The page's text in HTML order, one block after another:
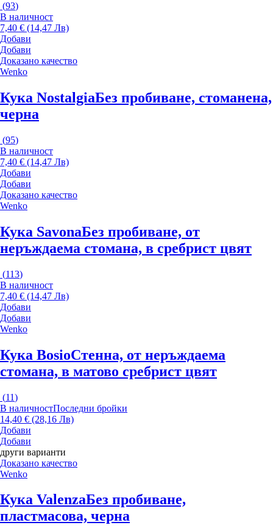
(93)
В наличност
7,40 € (14,47 Лв)
Добави
Добави
Доказано качество
Wenko
Кука NostalgiaБез пробиване, стоманена,
черна
(95)
В наличност
7,40 € (14,47 Лв)
Добави
Добави
Доказано качество
Wenko
Кука SavonaБез пробиване, от
неръждаема стомана, в сребрист цвят
(113)
В наличност
7,40 € (14,47 Лв)
Добави
Добави
Wenko
Кука BosioСтенна, от неръждаема
стомана, в матово сребрист цвят
(11)
В наличностПоследни бройки
14,40 € (28,16 Лв)
Добави
Добави
други варианти
Доказано качество
Wenko
Кука ValenzaБез пробиване,
пластмасова, черна